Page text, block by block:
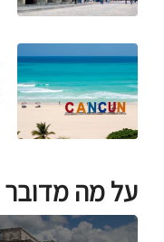
על מה מדובר